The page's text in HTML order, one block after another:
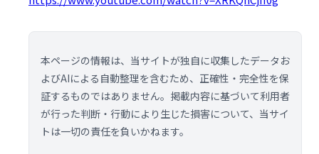
本ページの情報は、当サイトが独自に収集したデータお
よびAIによる自動整理を含むため、正確性・完全性を保
証するものではありません。掲載内容に基づいて利用者
が行った判断・行動により生じた損害について、当サイ
トは一切の責任を負いかねます。